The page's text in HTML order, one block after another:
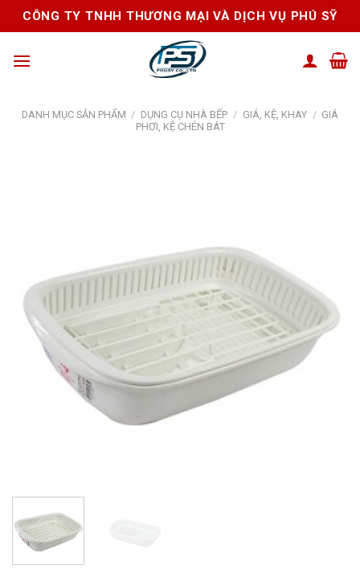
Skip
to
CÔNG TY TNHH THƯƠNG MẠI VÀ DỊCH VỤ PHÚ SỸ
DANH MỤC SẢN PHẨM / DỤNG CỤ NHÀ BẾP / GIÁ, KỆ, KHAY / GIÁ
PHƠI, KỆ CHÉN BÁT